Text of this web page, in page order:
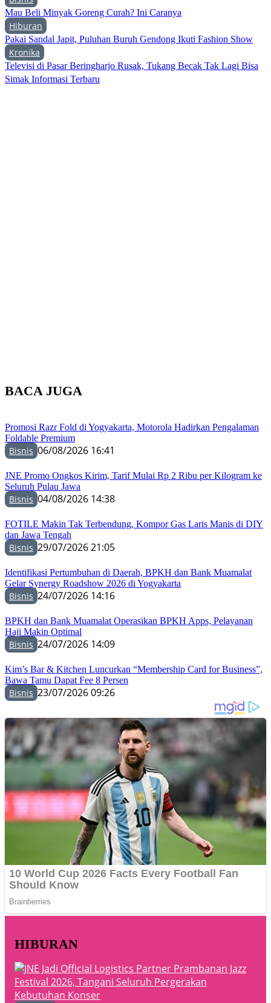
Mau Beli Minyak Goreng Curah? Ini Caranya
Hiburan
Pakai Sandal Japit, Puluhan Buruh Gendong Ikuti Fashion Show
Kronika
Televisi di Pasar Beringharjo Rusak, Tukang Becak Tak Lagi Bisa
Simak Informasi Terbaru
BACA JUGA
Promosi Razr Fold di Yogyakarta, Motorola Hadirkan Pengalaman
Foldable Premium
Bisnis 06/08/2026 16:41
JNE Promo Ongkos Kirim, Tarif Mulai Rp 2 Ribu per Kilogram ke
Seluruh Pulau Jawa
Bisnis 04/08/2026 14:38
FOTILE Makin Tak Terbendung, Kompor Gas Laris Manis di DIY
dan Jawa Tengah
Bisnis 29/07/2026 21:05
Identifikasi Pertumbuhan di Daerah, BPKH dan Bank Muamalat
Gelar Synergy Roadshow 2026 di Yogyakarta
Bisnis 24/07/2026 14:16
BPKH dan Bank Muamalat Operasikan BPKH Apps, Pelayanan
Haji Makin Optimal
Bisnis 24/07/2026 14:09
Kim’s Bar & Kitchen Luncurkan “Membership Card for Business”,
Bawa Tamu Dapat Fee 8 Persen
Bisnis 23/07/2026 09:26
HIBURAN